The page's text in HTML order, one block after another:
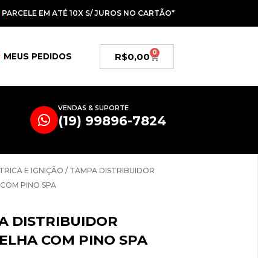
PARCELE EM ATÉ 10X S/ JUROS NO CARTÃO*
MEUS PEDIDOS R$0,00 0
Carrinho
VENDAS & SUPORTE
(19) 99896-7824
E IGNIÇÃO / TAMPA DISTRIBUIDOR
PINO SPA
DISTRIBUIDOR
COM PINO SPA